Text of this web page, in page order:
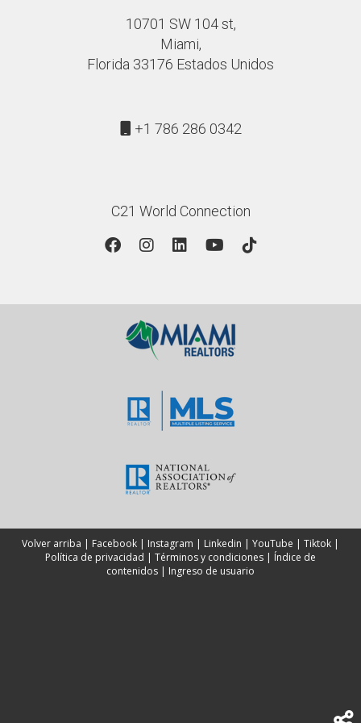
CONCLUSIÓN
abrumador al principio, pero estar informado sobre las
tasas actuales y los tipos de préstamos disponibles te
considerar trabajar con profesionales como Anny
personalizada durante todo el proceso. ¡No dudes en dar
¡Contáctame hoy mismo!
Agenda una cita gratuita conmigo
10701 SW 104 st,
Miami,
Florida 33176 Estados Unidos
+1 786 286 0342
C21 World Connection
Volver arriba | Facebook | Instagram | Linkedin | YouTube | Tiktok |
Política de privacidad | Términos y condiciones | Índice de
contenidos | Ingreso de usuario